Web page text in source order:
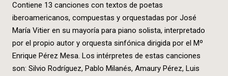
Contiene 13 canciones con textos de poetas
iberoamericanos, compuestas y orquestadas por José
María Vitier en su mayoría para piano solista, interpretado
por el propio autor y orquesta sinfónica dirigida por el Mº
Enrique Pérez Mesa. Los intérpretes de estas canciones
son: Silvio Rodríguez, Pablo Milanés, Amaury Pérez, Luis